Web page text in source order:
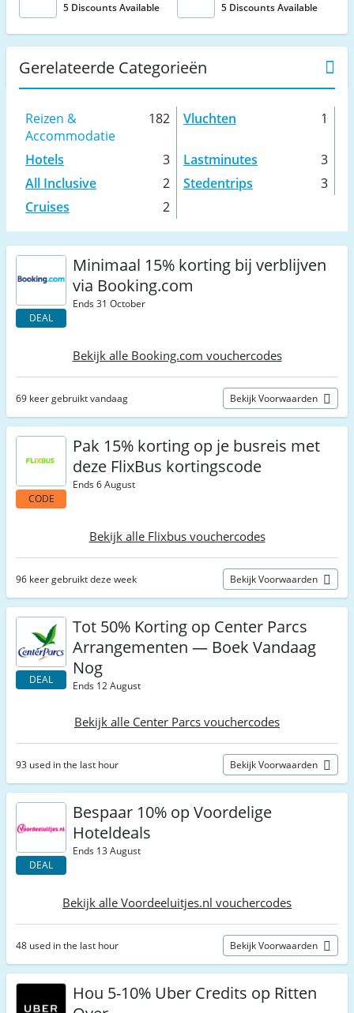
5 Discounts Available 5 Discounts Available
Gerelateerde Categorieën
Reizen &
Accommodatie
182 Vluchten 1
Hotels 3 Lastminutes
3
All Inclusive
2 Stedentrips
3
Cruises
2
DEAL
Minimaal 15% korting bij verblijven
via Booking.com
Ends 31 October
Bekijk alle Booking.com vouchercodes
69 keer gebruikt vandaag Bekijk Voorwaarden
CODE
Pak 15% korting op je busreis met
deze FlixBus kortingscode
Ends 6 August
Bekijk alle Flixbus vouchercodes
96 keer gebruikt deze week Bekijk Voorwaarden
DEAL
Tot 50% Korting op Center Parcs
Arrangementen — Boek Vandaag
Nog
Ends 12 August
Bekijk alle Center Parcs vouchercodes
93 used in the last hour Bekijk Voorwaarden
DEAL
Bespaar 10% op Voordelige
Hoteldeals
Ends 13 August
Bekijk alle Voordeeluitjes.nl vouchercodes
48 used in the last hour Bekijk Voorwaarden
Hou 5-10% Uber Credits op Ritten